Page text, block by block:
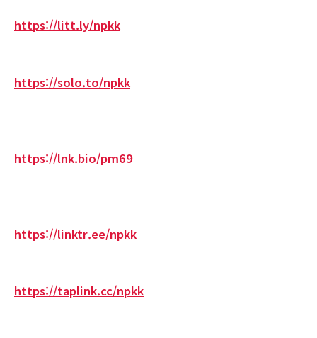
https://litt.ly/npkk
https://solo.to/npkk
https://lnk.bio/pm69
https://linktr.ee/npkk
https://taplink.cc/npkk